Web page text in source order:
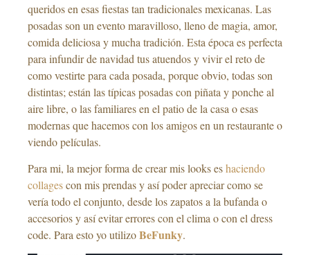
queridos en esas fiestas tan tradicionales mexicanas. Las
posadas son un evento maravilloso, lleno de magia, amor,
comida deliciosa y mucha tradición. Esta época es perfecta
para infundir de navidad tus atuendos y vivir el reto de
como vestirte para cada posada, porque obvio, todas son
distintas; están las típicas posadas con piñata y ponche al
aire libre, o las familiares en el patio de la casa o esas
modernas que hacemos con los amigos en un restaurante o
viendo películas.
Para mi, la mejor forma de crear mis looks eshaciendo
collagescon mis prendas y así poder apreciar como se
vería todo el conjunto, desde los zapatos a la bufanda o
accesorios y así evitar errores con el clima o con el dress
code. Para esto yo utilizoBeFunky.